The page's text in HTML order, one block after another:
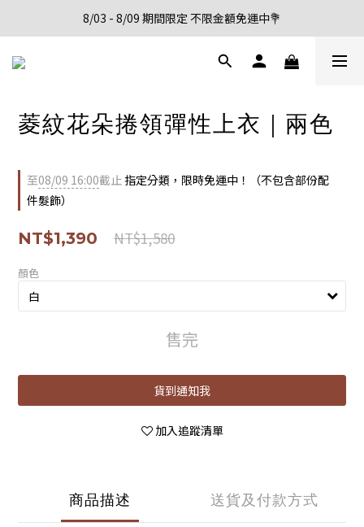
新會員註冊首購享95折優惠
8/03 - 8/09 期間限定 不限金額免運中💐
新會員註冊首購享95折優惠
菱紋花朵捲領彈性上衣｜兩色
至08/09 16:00截止 指定分類，限時免運中！（不包含部份配
件髮飾）
NT$1,390 NT$1,580
顏色
售完
貨到通知我
加入追蹤清單
商品描述 送貨及付款方式